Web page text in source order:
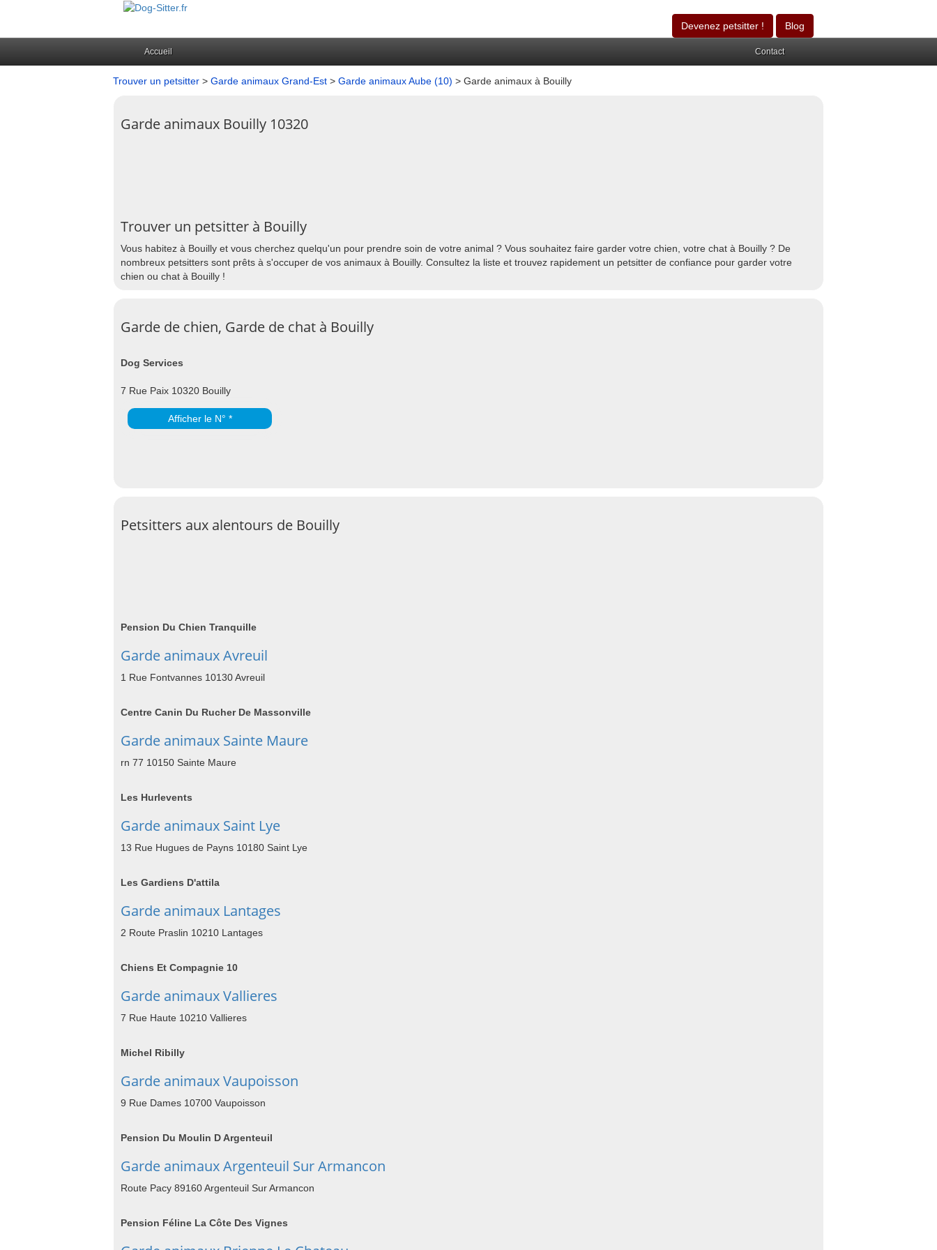
Devenez petsitter ! Blog
Accueil Contact
Trouver un petsitter > Garde animaux Grand-Est > Garde animaux Aube (10) > Garde animaux à Bouilly
Garde animaux Bouilly 10320
Trouver un petsitter à Bouilly
Vous habitez à Bouilly et vous cherchez quelqu'un pour prendre soin de votre animal ? Vous souhaitez faire garder votre chien, votre chat à Bouilly ? De
nombreux petsitters sont prêts à s'occuper de vos animaux à Bouilly. Consultez la liste et trouvez rapidement un petsitter de confiance pour garder votre
chien ou chat à Bouilly !
Garde de chien, Garde de chat à Bouilly
Dog Services
7 Rue Paix 10320 Bouilly
Afficher le N° *
Petsitters aux alentours de Bouilly
Pension Du Chien Tranquille
Garde animaux Avreuil
1 Rue Fontvannes 10130 Avreuil
Centre Canin Du Rucher De Massonville
Garde animaux Sainte Maure
rn 77 10150 Sainte Maure
Les Hurlevents
Garde animaux Saint Lye
13 Rue Hugues de Payns 10180 Saint Lye
Les Gardiens D'attila
Garde animaux Lantages
2 Route Praslin 10210 Lantages
Chiens Et Compagnie 10
Garde animaux Vallieres
7 Rue Haute 10210 Vallieres
Michel Ribilly
Garde animaux Vaupoisson
9 Rue Dames 10700 Vaupoisson
Pension Du Moulin D Argenteuil
Garde animaux Argenteuil Sur Armancon
Route Pacy 89160 Argenteuil Sur Armancon
Pension Féline La Côte Des Vignes